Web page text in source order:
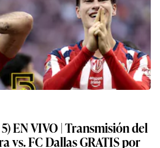
EN VIVO | Transmisión del
vs. FC Dallas GRATIS por